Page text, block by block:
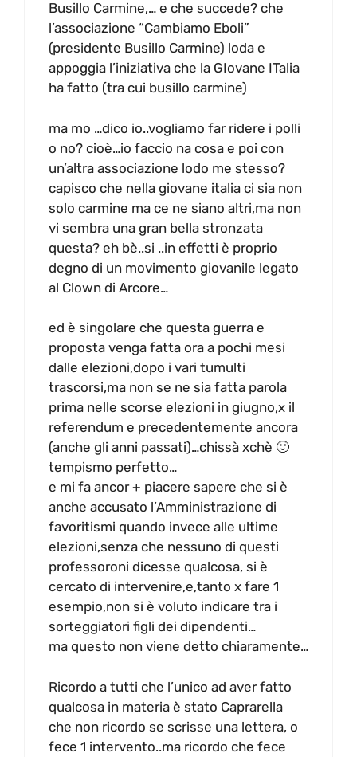
Busillo Carmine,… e che succede? che
l’associazione “Cambiamo Eboli”
(presidente Busillo Carmine) loda e
appoggia l’iniziativa che la GIovane ITalia
ha fatto (tra cui busillo carmine)
ma mo …dico io..vogliamo far ridere i polli
o no? cioè…io faccio na cosa e poi con
un’altra associazione lodo me stesso?
capisco che nella giovane italia ci sia non
solo carmine ma ce ne siano altri,ma non
vi sembra una gran bella stronzata
questa? eh bè..si ..in effetti è proprio
degno di un movimento giovanile legato
al Clown di Arcore…
ed è singolare che questa guerra e
proposta venga fatta ora a pochi mesi
dalle elezioni,dopo i vari tumulti
trascorsi,ma non se ne sia fatta parola
prima nelle scorse elezioni in giugno,x il
referendum e precedentemente ancora
(anche gli anni passati)…chissà xchè 🙂
tempismo perfetto…
e mi fa ancor + piacere sapere che si è
anche accusato l’Amministrazione di
favoritismi quando invece alle ultime
elezioni,senza che nessuno di questi
professoroni dicesse qualcosa, si è
cercato di intervenire,e,tanto x fare 1
esempio,non si è voluto indicare tra i
sorteggiatori figli dei dipendenti…
ma questo non viene detto chiaramente…
Ricordo a tutti che l’unico ad aver fatto
qualcosa in materia è stato Caprarella
che non ricordo se scrisse una lettera, o
fece 1 intervento..ma ricordo che fece